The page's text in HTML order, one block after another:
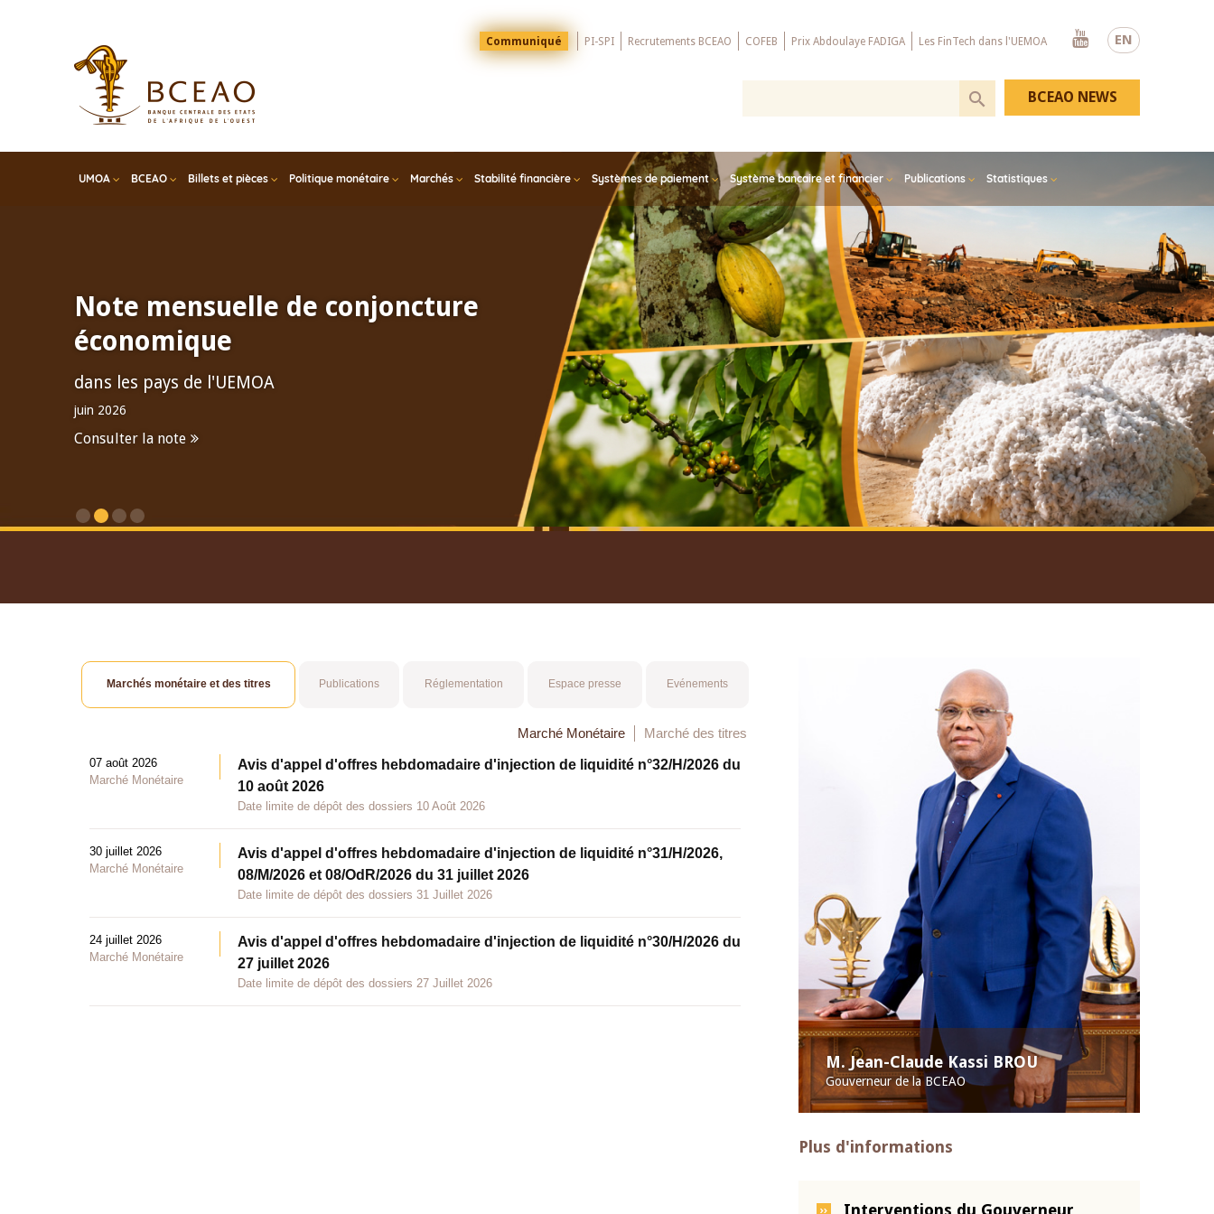
EN
Menu
Top
Communiqué PI-SPI Recrutements BCEAO COFEB Prix Abdoulaye FADIGA Les FinTech dans l'UEMOA
Youtube
UMOA BCEAO Billets et pièces Politique monétaire Marchés Stabilité financière Systèmes de paiement Système bancaire et financier Publications Statistiques
BCEAO NEWS
Note mensuelle de conjoncture
économique
dans les pays de l'UEMOA
juin 2026
Consulter la note
M. Jean-Claude Kassi BROU
Gouverneur de la BCEAO
Plus d'informations
Interventions du Gouverneur
Marchés monétaire et des titres Publications Réglementation Espace presse Evénements
Marché Monétaire Marché des titres
07 août 2026
Marché Monétaire
Avis d'appel d'offres hebdomadaire d'injection de liquidité n°32/H/2026 du
10 août 2026
Date limite de dépôt des dossiers 10 Août 2026
30 juillet 2026
Marché Monétaire
Avis d'appel d'offres hebdomadaire d'injection de liquidité n°31/H/2026,
08/M/2026 et 08/OdR/2026 du 31 juillet 2026
Date limite de dépôt des dossiers 31 Juillet 2026
24 juillet 2026
Marché Monétaire
Avis d'appel d'offres hebdomadaire d'injection de liquidité n°30/H/2026 du
27 juillet 2026
Date limite de dépôt des dossiers 27 Juillet 2026